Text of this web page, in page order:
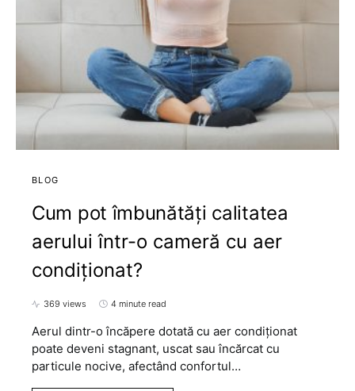
BLOG
Cum pot îmbunătăți calitatea
aerului într-o cameră cu aer
condiționat?
369 views 4 minute read
Aerul dintr-o încăpere dotată cu aer condiționat
poate deveni stagnant, uscat sau încărcat cu
particule nocive, afectând confortul…